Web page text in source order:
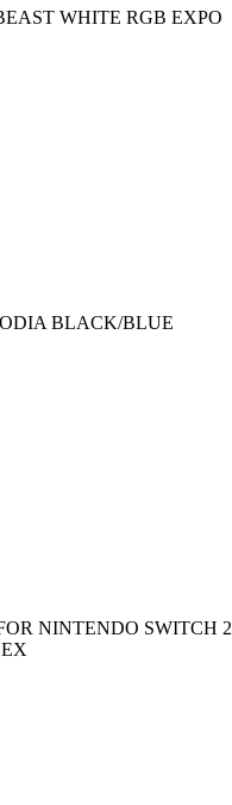
WHITE RGB EXPO
BLACK/BLUE
NINTENDO SWITCH 2